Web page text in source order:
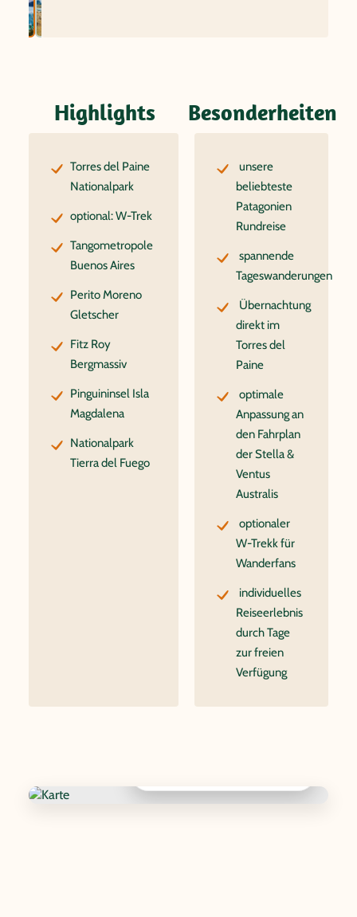
Highlights
Torres del Paine
Nationalpark
optional: W-Trek
Tangometropole
Buenos Aires
Perito Moreno
Gletscher
Fitz Roy
Bergmassiv
Pinguininsel Isla
Magdalena
Nationalpark
Tierra del Fuego
Besonderheiten
unsere
beliebteste
Patagonien
Rundreise
spannende
Tageswanderungen
Übernachtung
direkt im
Torres del
Paine
optimale
Anpassung an
den Fahrplan
der Stella &
Ventus
Australis
optionaler
W-Trekk für
Wanderfans
individuelles
Reiseerlebnis
durch Tage
zur freien
Verfügung